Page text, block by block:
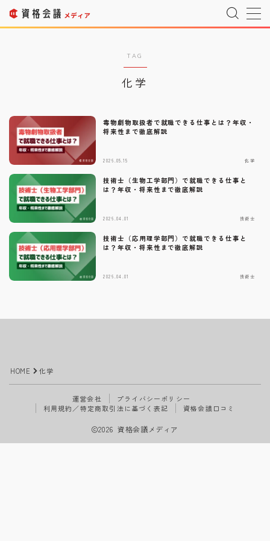
Company Profile
プライバシーポリシー Privacy Policy
利用規約 T&C
宇宙情報サイト SPACE CONNECT
宇宙転職を目指したい方へ
お問い合わせ Inquiry
TAG
化学
毒物劇物取扱者で就職できる仕事とは？年収・
将来性まで徹底解説
2026.05.15 化学
技術士（生物工学部門）で就職できる仕事と
は？年収・将来性まで徹底解説
2026.04.01 技術士
技術士（応用理学部門）で就職できる仕事と
は？年収・将来性まで徹底解説
2026.04.01 技術士
HOME 化学
運営会社
プライバシーポリシー
利用規約／特定商取引法に基づく表記
資格会議口コミ
2026 資格会議メディア